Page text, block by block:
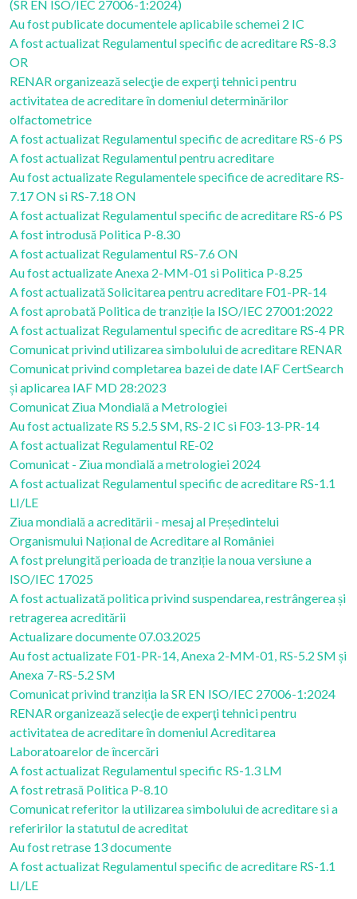
(SR EN ISO/IEC 27006-1:2024)
Au fost publicate documentele aplicabile schemei 2 IC
A fost actualizat Regulamentul specific de acreditare RS-8.3
OR
RENAR organizează selecţie de experţi tehnici pentru
activitatea de acreditare în domeniul determinărilor
olfactometrice
A fost actualizat Regulamentul specific de acreditare RS-6 PS
A fost actualizat Regulamentul pentru acreditare
Au fost actualizate Regulamentele specifice de acreditare RS-
7.17 ON si RS-7.18 ON
A fost actualizat Regulamentul specific de acreditare RS-6 PS
A fost introdusă Politica P-8.30
A fost actualizat Regulamentul RS-7.6 ON
Au fost actualizate Anexa 2-MM-01 si Politica P-8.25
A fost actualizată Solicitarea pentru acreditare F01-PR-14
A fost aprobată Politica de tranziție la ISO/IEC 27001:2022
A fost actualizat Regulamentul specific de acreditare RS-4 PR
Comunicat privind utilizarea simbolului de acreditare RENAR
Comunicat privind completarea bazei de date IAF CertSearch
și aplicarea IAF MD 28:2023
Comunicat Ziua Mondială a Metrologiei
Au fost actualizate RS 5.2.5 SM, RS-2 IC si F03-13-PR-14
A fost actualizat Regulamentul RE-02
Comunicat - Ziua mondială a metrologiei 2024
A fost actualizat Regulamentul specific de acreditare RS-1.1
LI/LE
Ziua mondială a acreditării - mesaj al Președintelui
Organismului Național de Acreditare al României
A fost prelungită perioada de tranziție la noua versiune a
ISO/IEC 17025
A fost actualizată politica privind suspendarea, restrângerea și
retragerea acreditării
Actualizare documente 07.03.2025
Au fost actualizate F01-PR-14, Anexa 2-MM-01, RS-5.2 SM și
Anexa 7-RS-5.2 SM
Comunicat privind tranziția la SR EN ISO/IEC 27006-1:2024
RENAR organizează selecţie de experţi tehnici pentru
activitatea de acreditare în domeniul Acreditarea
Laboratoarelor de încercări
A fost actualizat Regulamentul specific RS-1.3 LM
A fost retrasă Politica P-8.10
Comunicat referitor la utilizarea simbolului de acreditare si a
referirilor la statutul de acreditat
Au fost retrase 13 documente
A fost actualizat Regulamentul specific de acreditare RS-1.1
LI/LE